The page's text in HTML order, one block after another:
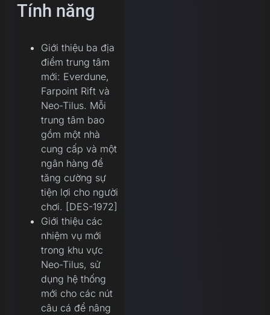
Tính năng
Giới thiệu ba địa
điểm trung tâm
mới: Everdune,
Farpoint Rift và
Neo-Tilus. Mỗi
trung tâm bao
gồm một nhà
cung cấp và một
ngân hàng để
tăng cường sự
tiện lợi cho người
chơi. [DES-1972]
Giới thiệu các
nhiệm vụ mới
trong khu vực
Neo-Tilus, sử
dụng hệ thống
mới cho các nút
câu cá để nâng